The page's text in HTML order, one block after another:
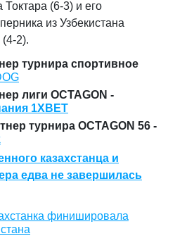
Токтара (6-3) и его
из Узбекистана
2).
турнира спортивное
лиги OCTAGON -
1XBET
турнира OCTAGON 56 -
казахстанца и
едва не завершилась
финишировала